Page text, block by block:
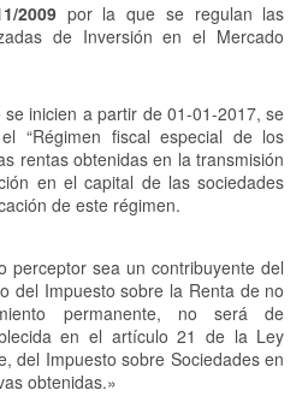
2009por la que se regulan las
de Inversión en el Mercado
inicien a partir de 01-01-2017, se
“Régimen fiscal especial de los
rentas obtenidas en la transmisión
en el capital de las sociedades
de este régimen.
perceptor sea un contribuyente del
del Impuesto sobre la Renta de no
permanente, no será de
en el artículo 21 de la Ley
del Impuesto sobre Sociedades en
obtenidas.»